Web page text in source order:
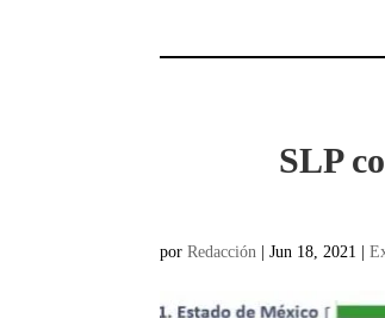
SLP
porRedacción |Jun 18, 2021 |